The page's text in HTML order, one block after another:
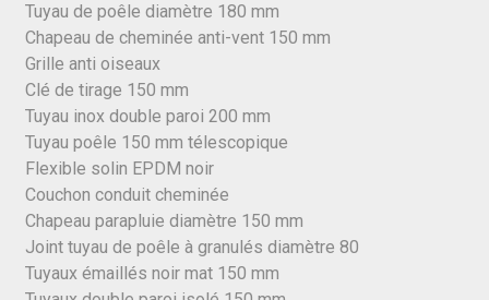
Tuyau de poêle diamètre 180 mm
Chapeau de cheminée anti-vent 150 mm
Grille anti oiseaux
Clé de tirage 150 mm
Tuyau inox double paroi 200 mm
Tuyau poêle 150 mm télescopique
Flexible solin EPDM noir
Couchon conduit cheminée
Chapeau parapluie diamètre 150 mm
Joint tuyau de poêle à granulés diamètre 80
Tuyaux émaillés noir mat 150 mm